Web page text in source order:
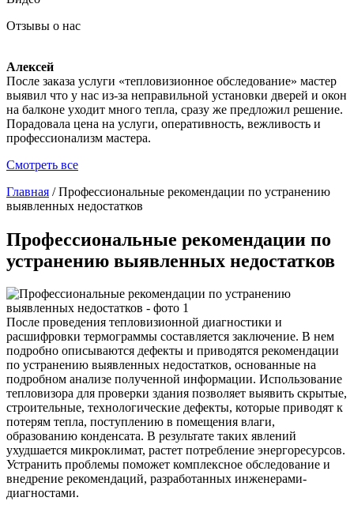
Отзывы о нас
Алексей
После заказа услуги «тепловизионное обследование» мастер
выявил что у нас из-за неправильной установки дверей и окон
на балконе уходит много тепла, сразу же предложил решение.
Порадовала цена на услуги, оперативность, вежливость и
профессионализм мастера.
Смотреть все
Главная /Профессиональные рекомендации по устранению
выявленных недостатков
Профессиональные рекомендации по
устранению выявленных недостатков
После проведения тепловизионной диагностики и
расшифровки термограммы составляется заключение. В нем
подробно описываются дефекты и приводятся рекомендации
по устранению выявленных недостатков, основанные на
подробном анализе полученной информации. Использование
тепловизора для проверки здания позволяет выявить скрытые,
строительные, технологические дефекты, которые приводят к
потерям тепла, поступлению в помещения влаги,
образованию конденсата. В результате таких явлений
ухудшается микроклимат, растет потребление энергоресурсов.
Устранить проблемы поможет комплексное обследование и
внедрение рекомендаций, разработанных инженерами-
диагностами.